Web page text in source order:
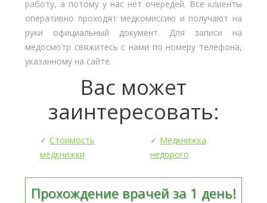
работу, а потому у нас нет очередей. Все клиенты
оперативно проходят медкомиссию и получают на
руки официальный документ. Для записи на
медосмотр свяжитесь с нами по номеру телефона,
указанному на сайте.
Вас может
заинтересовать:
✓ Стоимость
медкнижки
✓ Медкнижка
недорого
Прохождение врачей за 1 день!